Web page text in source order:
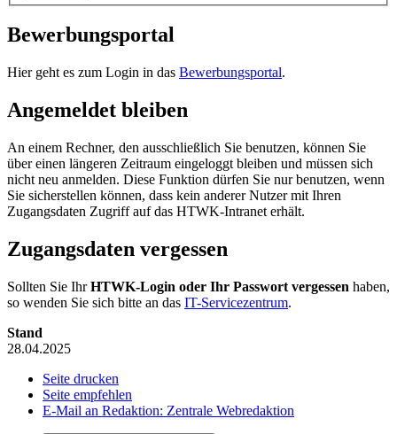
Bewerbungsportal
Hier geht es zum Login in das Bewerbungsportal.
Angemeldet bleiben
An einem Rechner, den ausschließlich Sie benutzen, können Sie
über einen längeren Zeitraum eingeloggt bleiben und müssen sich
nicht neu anmelden. Diese Funktion dürfen Sie nur benutzen, wenn
Sie sicherstellen können, dass kein anderer Nutzer mit Ihren
Zugangsdaten Zugriff auf das HTWK-Intranet erhält.
Zugangsdaten vergessen
Sollten Sie IhrHTWK-Login oder Ihr Passwort vergessen haben,
so wenden Sie sich bitte an das IT-Servicezentrum.
Stand
28.04.2025
Seite drucken
Seite empfehlen
E-Mail an Redaktion: Zentrale Webredaktion